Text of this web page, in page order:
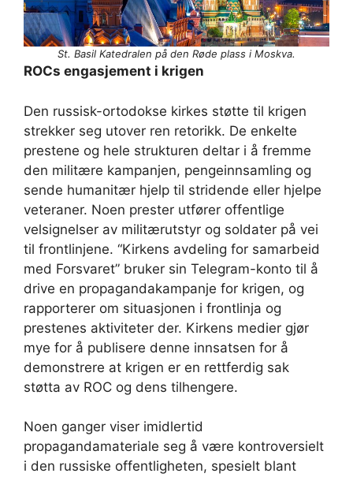
St. Basil Katedralen på den Røde plass i Moskva.
ROCs engasjement i krigen
Den russisk-ortodokse kirkes støtte til krigen
strekker seg utover ren retorikk. De enkelte
prestene og hele strukturen deltar i å fremme
den militære kampanjen, pengeinnsamling og
sende humanitær hjelp til stridende eller hjelpe
veteraner. Noen prester utfører offentlige
velsignelser av militærutstyr og soldater på vei
til frontlinjene. “Kirkens avdeling for samarbeid
med Forsvaret” bruker sin Telegram-konto til å
drive en propagandakampanje for krigen, og
rapporterer om situasjonen i frontlinja og
prestenes aktiviteter der. Kirkens medier gjør
mye for å publisere denne innsatsen for å
demonstrere at krigen er en rettferdig sak
støtta av ROC og dens tilhengere.
Noen ganger viser imidlertid
propagandamateriale seg å være kontroversielt
i den russiske offentligheten, spesielt blant